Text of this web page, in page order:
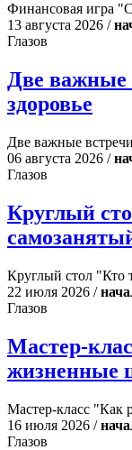
Финансовая игра
13 августа 2026 /
Глазов
Две важные
здоровье
Две важные
06 августа 2026 /
Глазов
Круглый
Круглый стол "Кто
22 июля 2026 /
Глазов
Мастер-
жизненные
Мастер-класс "Как
16 июля 2026 /
Глазов